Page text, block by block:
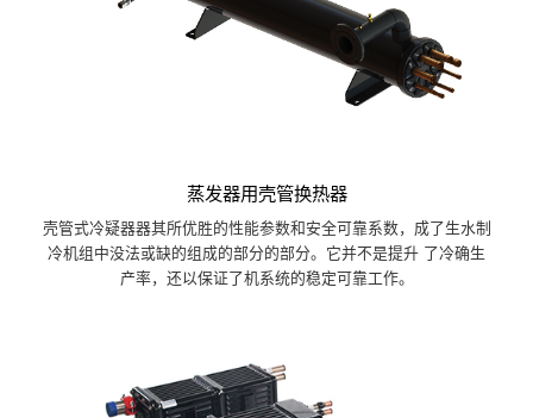
蒸发器用壳管换热器
壳管式冷疑器器其所优胜的性能参数和安全可靠系数，成了生水制
冷机组中没法或缺的组成的部分的部分。它并不是提升 了冷确生
产率，还以保证了机系统的稳定可靠工作。